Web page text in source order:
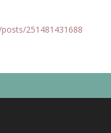
251481431688